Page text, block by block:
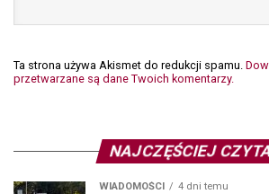
Ta strona używa Akismet do redukcji spamu.
przetwarzane są dane Twoich komentarzy.
NAJCZĘŚCIEJ
WIADOMOŚCI 4 dni temu